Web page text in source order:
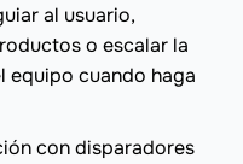
al usuario,
o escalar la
equipo cuando haga
con disparadores